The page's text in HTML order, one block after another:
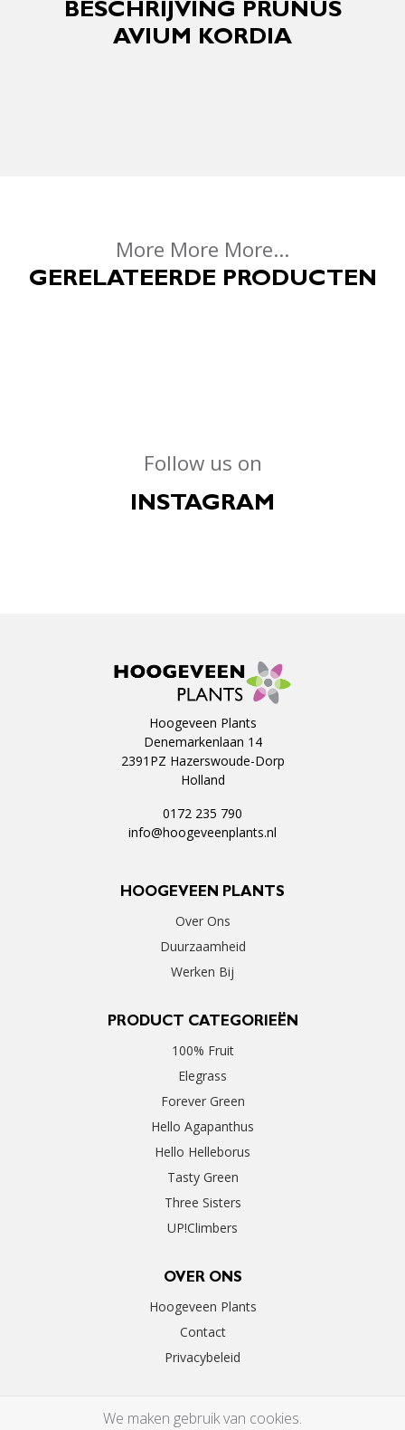
BESCHRIJVING PRUNUS
AVIUM KORDIA
More More More...
GERELATEERDE PRODUCTEN
Follow us on
INSTAGRAM
Hoogeveen Plants
Denemarkenlaan 14
2391PZ Hazerswoude-Dorp
Holland
0172 235 790
info@hoogeveenplants.nl
HOOGEVEEN PLANTS
Over Ons
Duurzaamheid
Werken Bij
PRODUCT CATEGORIEËN
100% Fruit
Elegrass
Forever Green
Hello Agapanthus
Hello Helleborus
Tasty Green
Three Sisters
UP!Climbers
OVER ONS
Hoogeveen Plants
Contact
Privacybeleid
We maken gebruik van cookies.